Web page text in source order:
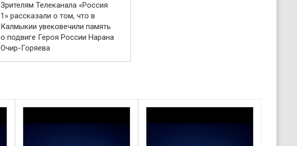
Зрителям Телеканала «Россия
1» рассказали о том, что в
Калмыкии увековечили память
о подвиге Героя России Нарана
Очир-Горяева